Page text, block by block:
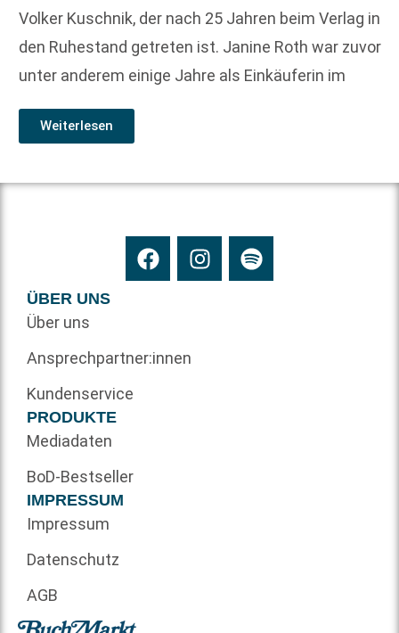
Volker Kuschnik, der nach 25 Jahren beim Verlag in
den Ruhestand getreten ist. Janine Roth war zuvor
unter anderem einige Jahre als Einkäuferin im
Weiterlesen
ÜBER UNS
Über uns
Ansprechpartner:innen
Kundenservice
PRODUKTE
Mediadaten
BoD-Bestseller
IMPRESSUM
Impressum
Datenschutz
AGB